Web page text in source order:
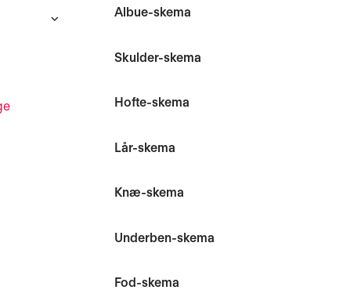
Albue-skema
Skulder-skema
Hofte-skema
Lår-skema
Knæ-skema
Underben-skema
Fod-skema